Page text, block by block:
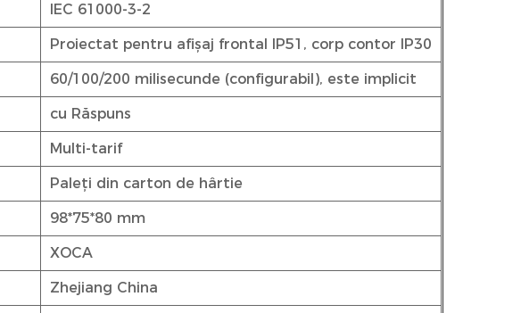
IEC 61000-3-2
Proiectat pentru afișaj frontal IP51, corp contor IP30
60/100/200 milisecunde (configurabil), este implicit
cu Răspuns
Multi-tarif
Paleți din carton de hârtie
98*75*80 mm
XOCA
Zhejiang China